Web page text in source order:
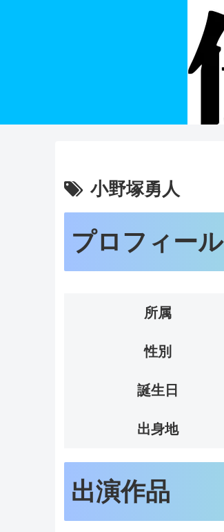
小野塚勇人
プロフィール
所属
性別
誕生日
出身地
出演作品